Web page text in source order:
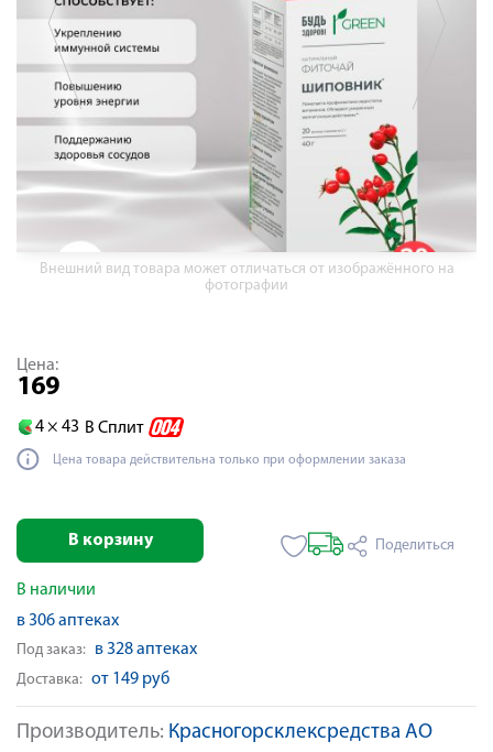
Внешний вид товара может отличаться от изображённого на
фотографии
Производитель: Красногорсклексредства АО
Цена:
169
4 × 43 В Сплит
Цена товара действительна только при оформлении заказа
В корзину Поделиться
В наличии
в 306 аптеках
Под заказ: в 328 аптеках
Доставка: от 149 руб